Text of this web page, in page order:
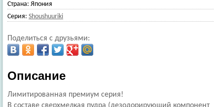
Страна: Япония
Серия: Shoushuuriki
Поделиться с друзьями:
Описание
Лимитированная премиум серия!